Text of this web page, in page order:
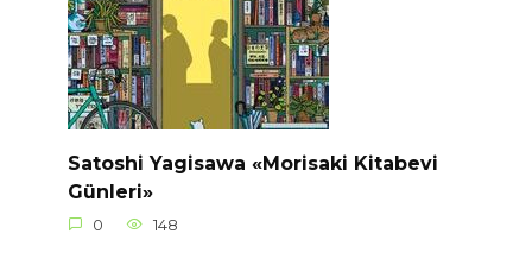
Satoshi Yagisawa «Morisaki Kitabevi
Günleri»
0 148